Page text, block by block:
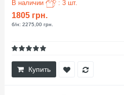
В наличии : 3 шт.
1805 грн.
б/н: 2275,00 грн.
Купить